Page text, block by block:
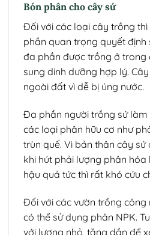
Bón phân cho cây sứ
Đối với các loại cây trồng
phần quan trọng quyết định
đa phần được trồng ở trong
sung dinh dưỡng hợp lý.
ngoài đất vì dễ bị úng nước.
Đa phần người trồng sứ
các loại phân hữu cơ như
trùn quế. Vì bản thân cây sứ
khi hút phải lượng phân
hậu quả tức thì rất khó cứu
Đối với các vườn trồng công
có thể sử dụng phân NPK.
với lượng nhỏ, tăng dần để